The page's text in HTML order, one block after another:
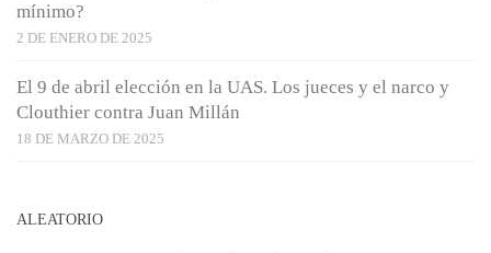
mínimo?
2 DE ENERO DE 2025
El 9 de abril elección en la UAS. Los jueces y el narco y
Clouthier contra Juan Millán
18 DE MARZO DE 2025
ALEATORIO